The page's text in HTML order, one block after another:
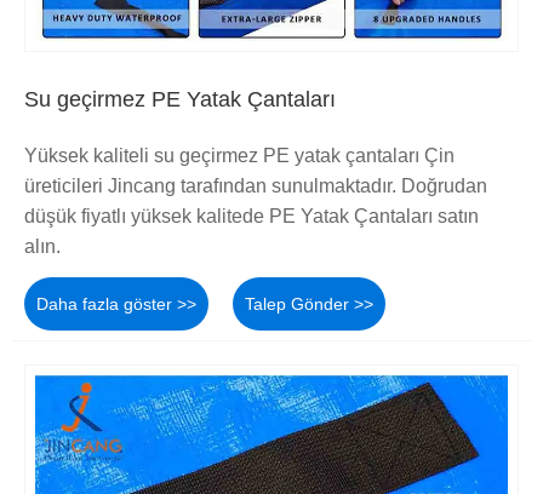
Su geçirmez PE Yatak Çantaları
Yüksek kaliteli su geçirmez PE yatak çantaları Çin
üreticileri Jincang tarafından sunulmaktadır. Doğrudan
düşük fiyatlı yüksek kalitede PE Yatak Çantaları satın
alın.
Daha fazla göster >> Talep Gönder >>